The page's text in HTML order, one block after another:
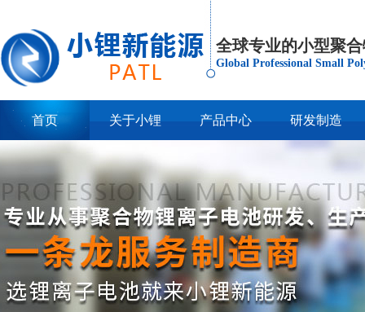
全球专业的小型聚
Global Professional Small
首页 关于小锂 产品中心 研发制造